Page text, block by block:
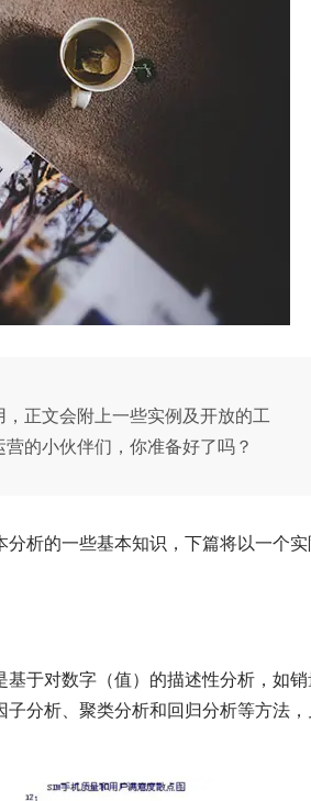
正文会附上一些实例及开放的工
的小伙伴们，你准备好了吗？
析的一些基本知识，下篇将以一个实
于对数字（值）的描述性分析，如销
分析、聚类分析和回归分析等方法，